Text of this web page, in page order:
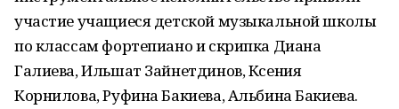
участие учащиеся детской музыкальной школы
по классам фортепиано и скрипка Диана
Галиева, Ильшат Зайнетдинов, Ксения
Корнилова, Руфина Бакиева, Альбина Бакиева.